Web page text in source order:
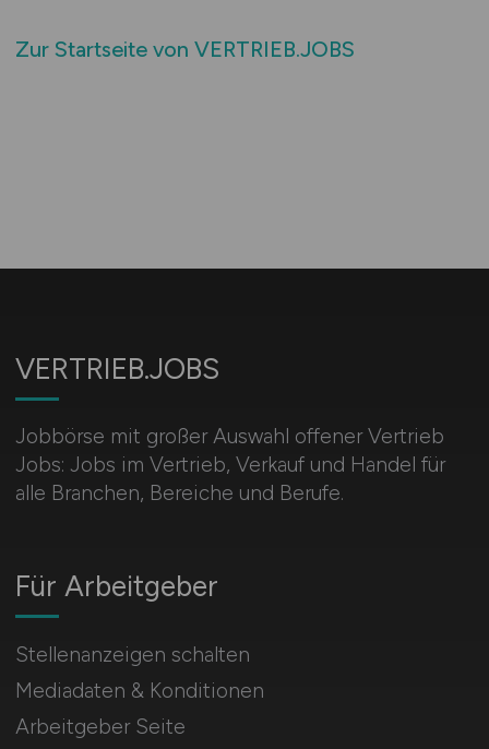
Zur Startseite von VERTRIEB.JOBS
VERTRIEB.JOBS
Jobbörse mit großer Auswahl offener Vertrieb
Jobs: Jobs im Vertrieb, Verkauf und Handel für
alle Branchen, Bereiche und Berufe.
Für Arbeitgeber
Stellenanzeigen schalten
Mediadaten & Konditionen
Arbeitgeber Seite